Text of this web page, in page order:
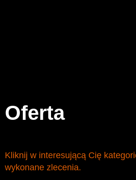
Oferta
Kliknij w interesującą Cię
wykonane zlecenia.